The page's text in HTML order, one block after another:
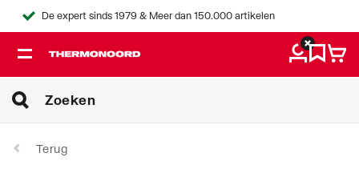
De expert sinds 1979 & Meer dan 150.000 artikelen
Terug